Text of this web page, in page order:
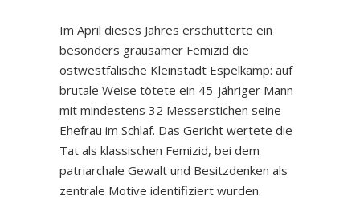
Im April dieses Jahres erschütterte ein
besonders grausamer Femizid die
ostwestfälische Kleinstadt Espelkamp: auf
brutale Weise tötete ein 45-jähriger Mann
mit mindestens 32 Messerstichen seine
Ehefrau im Schlaf. Das Gericht wertete die
Tat als klassischen Femizid, bei dem
patriarchale Gewalt und Besitzdenken als
zentrale Motive identifiziert wurden.